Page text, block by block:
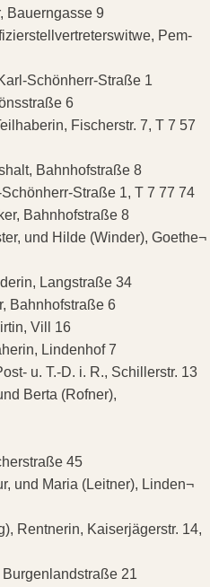
Bauerngasse 9
Pem-
Schönherr-Straße 1
6
Fischerstr. 7, T 7 57
Bahnhofstraße 8
Straße 1, T 7 77 74
Bahnhofstraße 8
und Hilde (Winder), Goethe¬
Langstraße 34
Bahnhofstraße 6
Vill 16
Lindenhof 7
u. T.-D. i. R., Schillerstr. 13
Berta (Rofner),
45
und Maria (Leitner), Linden¬
Rentnerin, Kaiserjägerstr. 14,
21